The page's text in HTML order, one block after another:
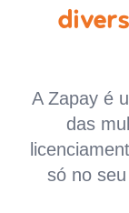
A Zapay é
das
só no